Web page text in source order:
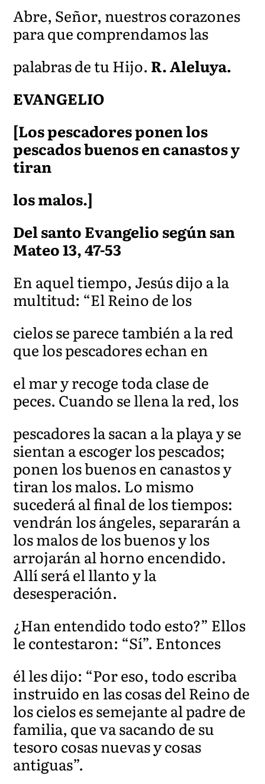
Abre, Señor, nuestros corazones
para que comprendamos las
palabras de tu Hijo. R. Aleluya.
EVANGELIO
[Los pescadores ponen los
pescados buenos en canastos y
tiran
los malos.]
Del santo Evangelio según san
Mateo 13, 47-53
En aquel tiempo, Jesús dijo a la
multitud: “El Reino de los
cielos se parece también a la red
que los pescadores echan en
el mar y recoge toda clase de
peces. Cuando se llena la red, los
pescadores la sacan a la playa y se
sientan a escoger los pescados;
ponen los buenos en canastos y
tiran los malos. Lo mismo
sucederá al final de los tiempos:
vendrán los ángeles, separarán a
los malos de los buenos y los
arrojarán al horno encendido.
Allí será el llanto y la
desesperación.
¿Han entendido todo esto?” Ellos
le contestaron: “Sí”. Entonces
él les dijo: “Por eso, todo escriba
instruido en las cosas del Reino de
los cielos es semejante al padre de
familia, que va sacando de su
tesoro cosas nuevas y cosas
antiguas”.